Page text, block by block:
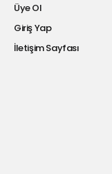
Üye Ol
Giriş Yap
İletişim Sayfası